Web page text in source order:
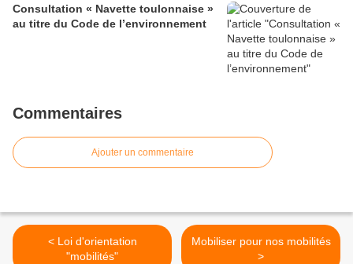
Consultation « Navette toulonnaise »
au titre du Code de l’environnement
Commentaires
Ajouter un commentaire
< Loi d'orientation
"mobilités"
Mobiliser pour nos mobilités
>